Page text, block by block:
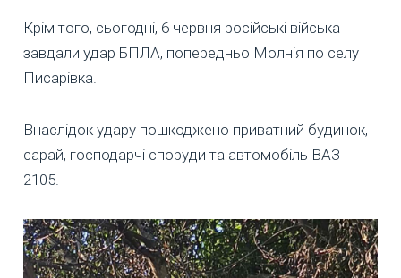
Крім того, сьогодні, 6 червня російські війська
завдали удар БПЛА, попередньо Молнія по селу
Писарівка.
Внаслідок удару пошкоджено приватний будинок,
сарай, господарчі споруди та автомобіль ВАЗ
2105.